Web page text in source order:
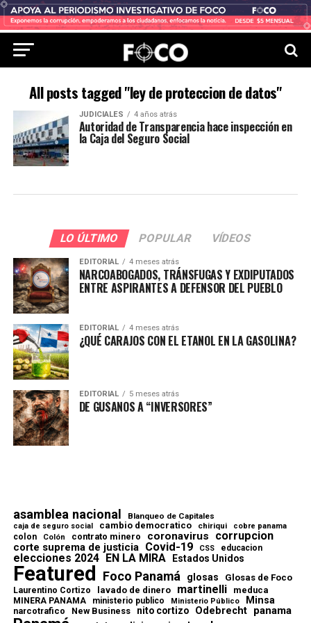
All posts tagged "ley de proteccion de datos"
JUDICIALES 4 años atrás
Autoridad de Transparencia hace inspección en
la Caja del Seguro Social
LO ÚLTIMO POPULAR VÍDEOS
EDITORIAL 4 meses atrás
NARCOABOGADOS, TRÁNSFUGAS Y EXDIPUTADOS
ENTRE ASPIRANTES A DEFENSOR DEL PUEBLO
EDITORIAL 4 meses atrás
¿QUÉ CARAJOS CON EL ETANOL EN LA GASOLINA?
EDITORIAL 5 meses atrás
DE GUSANOS A “INVERSORES”
asamblea nacional Blanqueo de Capitales
caja de seguro social cambio democratico chiriqui cobre panama
colon Colón contrato minero coronavirus corrupcion
corte suprema de justicia Covid-19 CSS educacion
elecciones 2024 EN LA MIRA Estados Unidos
Featured Foco Panamá glosas Glosas de Foco
Laurentino Cortizo lavado de dinero martinelli meduca
MINERA PANAMA ministerio publico Ministerio Público Minsa
narcotrafico New Business nito cortizo Odebrecht panama